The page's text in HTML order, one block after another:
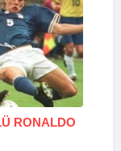
RONALDO